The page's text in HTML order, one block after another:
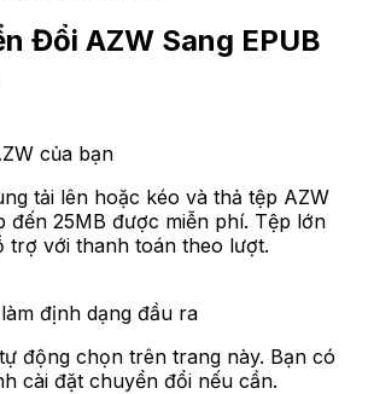
Đổi AZW Sang EPUB
của bạn
tải lên hoặc kéo và thả tệp AZW
đến 25MB được miễn phí. Tệp lớn
trợ với thanh toán theo lượt.
định dạng đầu ra
động chọn trên trang này. Bạn có
cài đặt chuyển đổi nếu cần.